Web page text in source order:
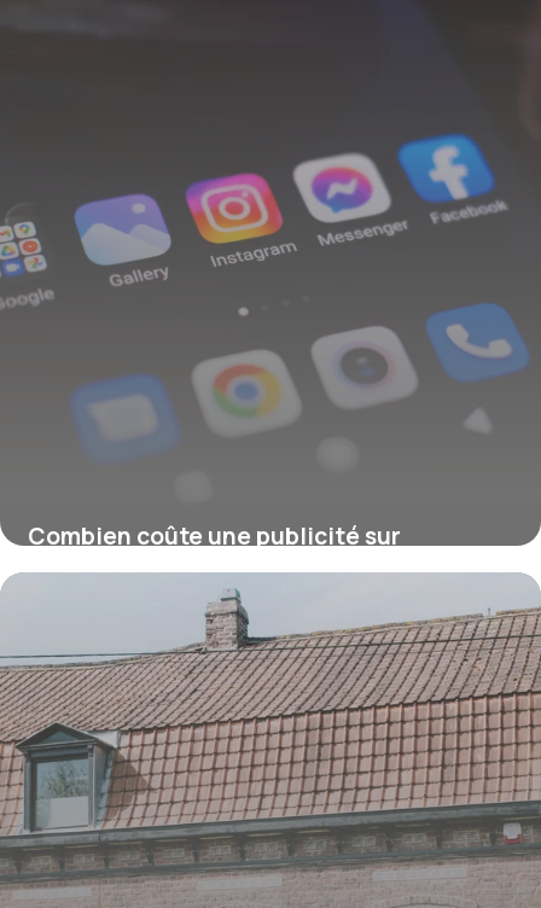
Combien coûte une publicité sur
Facebook ou Instagram ?